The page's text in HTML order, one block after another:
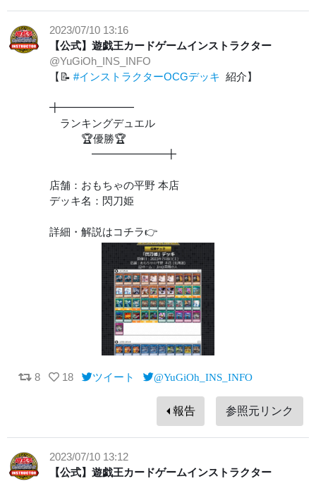
2023/07/10 13:16
【公式】遊戯王カードゲームインストラクター
@YuGiOh_INS_INFO
【📝 #インストラクターOCGデッキ 紹介】
╋━━━━━━━
ランキングデュエル
🏆優勝🏆
━━━━━━━╋
店舗：おもちゃの平野 本店
デッキ名：閃刀姫
詳細・解説はコチラ👉
8 18 ツイート @YuGiOh_INS_INFO
報告 参照元リンク
2023/07/10 13:12
【公式】遊戯王カードゲームインストラクター